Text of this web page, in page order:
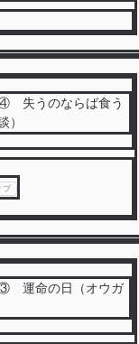
失うのならば食う
）
ブ
③ 運命の日（オウガ